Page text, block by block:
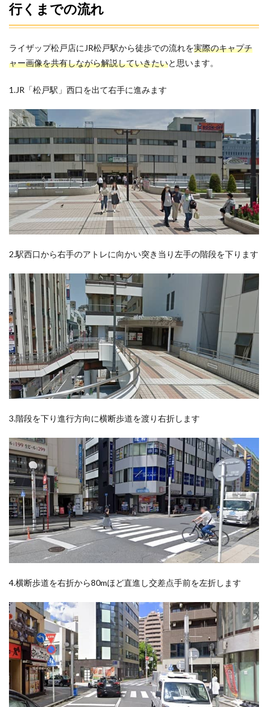
行くまでの流れ
ライザップ松戸店にJR松戸駅から徒歩での流れを実際のキャプチ
ャー画像を共有しながら解説していきたいと思います。
1.JR「松戸駅」西口を出て右手に進みます
2.駅西口から右手のアトレに向かい突き当り左手の階段を下ります
3.階段を下り進行方向に横断歩道を渡り右折します
4.横断歩道を右折から80mほど直進し交差点手前を左折します